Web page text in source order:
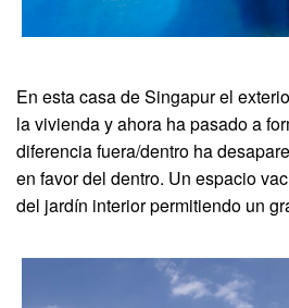
En esta casa de Singapur el
la vivienda y ahora ha pasado a
diferencia fuera/dentro ha
en favor del dentro. Un espacio
del jardín interior permitiendo un